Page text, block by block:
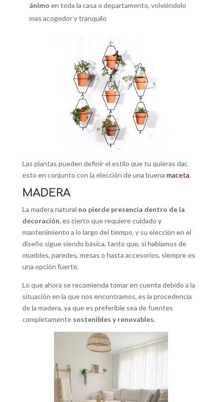
ánimo en toda la casa o departamento, volviéndolo
mas acogedor y tranquilo
Las plantas pueden definir el estilo que tu quieras dar,
esto en conjunto con la elección de una buena maceta.
MADERA
La madera natural no pierde presencia dentro de la
decoración, es cierto que requiere cuidado y
mantenimiento a lo largo del tiempo, y su elección en el
diseño sigue siendo básica, tanto que, si hablamos de
muebles, paredes, mesas o hasta accesorios, siempre es
una opción fuerte.
Lo que ahora se recomienda tomar en cuenta debido a la
situación en la que nos encontramos, es la procedencia
de la madera, ya que es preferible sea de fuentes
completamente sostenibles y renovables.